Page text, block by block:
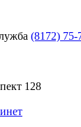
(8172) 75-
128